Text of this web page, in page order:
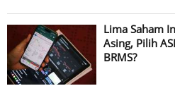
Lima Saham
Asing, Pilih
BRMS?